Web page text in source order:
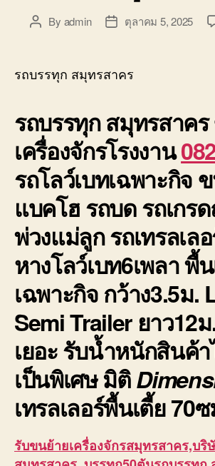
PostBy admin
Postตุลาคม 5, 2025
รถบรรทุก สมุทรสาคร
รถบรรทุก สมุทรสาค
เครื่องจักรโรงงาน
รถโลว์เบทเฉพาะกิจ
แบคโฮ รถบด รถเกร
พ่วงแม่ลูก รถเทรลเล
หางโลว์เบท6เพลา พื้
เฉพาะกิจ กว้าง3.5ม.
Semi Trailer ยาว12
เยอะ รับน้ำหนักสินค้
เป็นพิเศษ มิติ
เทรลเลอร์พื้นเตี้ย70
รับขนย้ายเครื่องจักรสมุทรสาคร,บริ